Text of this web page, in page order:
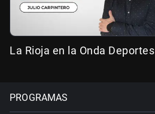
La Rioja en la Onda Deportes
PROGRAMAS